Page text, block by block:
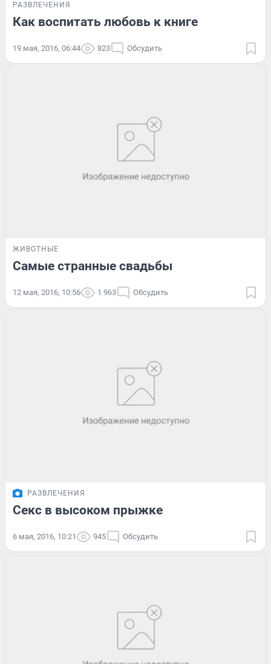
РАЗВЛЕЧЕНИЯ
Как воспитать любовь к книге
19 мая, 2016, 06:44 823 Обсудить
ЖИВОТНЫЕ
Самые странные свадьбы
12 мая, 2016, 10:56 1 963 Обсудить
РАЗВЛЕЧЕНИЯ
Секс в высоком прыжке
6 мая, 2016, 10:21 945 Обсудить